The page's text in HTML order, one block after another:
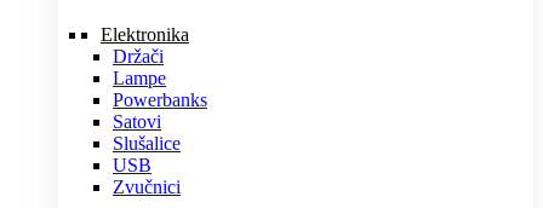
Elektronika
Držači
Lampe
Powerbanks
Satovi
Slušalice
USB
Zvučnici